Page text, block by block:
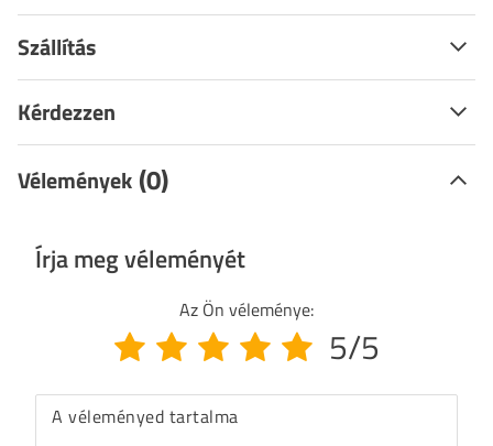
Szállítás
Kérdezzen
Vélemények (0)
Írja meg véleményét
Az Ön véleménye:
5/5
A véleményed tartalma